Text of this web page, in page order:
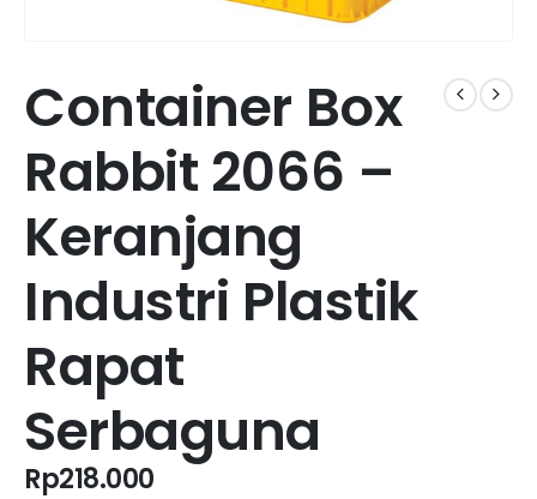
Container Box
Rabbit 2066 –
Keranjang
Industri Plastik
Rapat
Serbaguna
Rp218.000